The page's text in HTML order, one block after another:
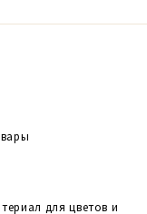
для цветов и